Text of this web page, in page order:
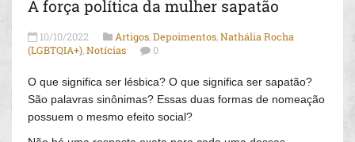
A força política da mulher sapatão
10/10/2022 Artigos,Depoimentos,Nathália Rocha
(LGBTQIA+),Notícias 0
O que significa ser lésbica? O que significa ser sapatão?
São palavras sinônimas? Essas duas formas de nomeação
possuem o mesmo efeito social?